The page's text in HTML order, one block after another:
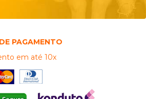
PAGAMENTO
em até 10x